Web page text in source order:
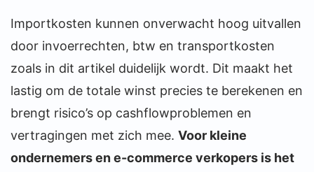
Importkosten kunnen onverwacht hoog uitvallen
door invoerrechten, btw en transportkosten
zoals in dit artikel duidelijk wordt. Dit maakt het
lastig om de totale winst precies te berekenen en
brengt risico’s op cashflowproblemen en
vertragingen met zich mee. Voor kleine
ondernemers en e-commerce verkopers is het